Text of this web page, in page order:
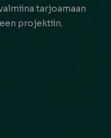
tarjoamaan
projektiin.